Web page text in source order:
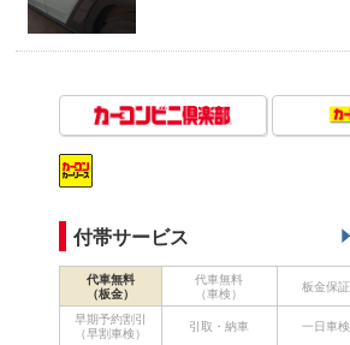
付帯サービス
代車無料
（板金）
代車無料
（車検）
板金保証
早期予約割引
（早割車検）
引取・納車 一日車検